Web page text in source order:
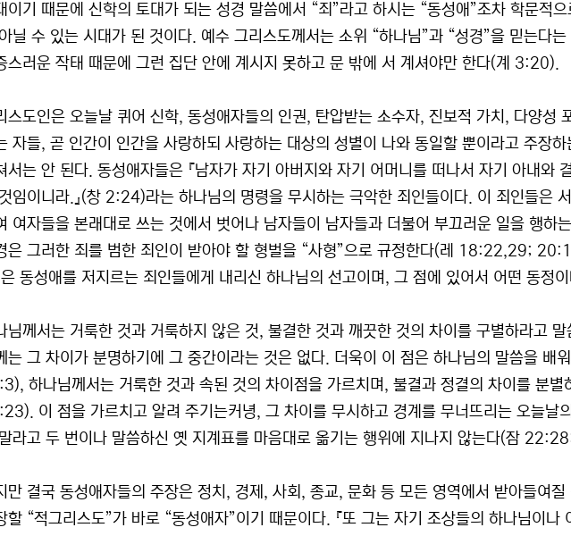
이기 때문에 신학의 토대가 되는 성경 말씀에서 “죄”라고 하시는 “동성애”조차 학문적
닐 수 있는 시대가 된 것이다. 예수 그리스도께서는 소위 “하나님”과 “성경”을 믿는다
스러운 작태 때문에 그런 집단 안에 계시지 못하고 문 밖에 서 계셔야만 한다(계 3:20).
스도인은 오늘날 퀴어 신학, 동성애자들의 인권, 탄압받는 소수자, 진보적 가치, 다양성
자들, 곧 인간이 인간을 사랑하되 사랑하는 대상의 성별이 나와 동일할 뿐이라고 주장하
서는 안 된다. 동성애자들은 『남자가 자기 아버지와 자기 어머니를 떠나서 자기 아내와
임이니라.』(창 2:24)라는 하나님의 명령을 무시하는 극악한 죄인들이다. 이 죄인들은
여자들을 본래대로 쓰는 것에서 벗어나 남자들이 남자들과 더불어 부끄러운 일을 행하
은 그러한 죄를 범한 죄인이 받아야 할 형벌을 “사형”으로 규정한다(레 18:22,29;
동성애를 저지르는 죄인들에게 내리신 하나님의 선고이며, 그 점에 있어서 어떤 동정
님께서는 거룩한 것과 거룩하지 않은 것, 불결한 것과 깨끗한 것의 차이를 구별하라고
는 그 차이가 분명하기에 그 중간이라는 것은 없다. 더욱이 이 점은 하나님의 말씀을 배
하나님께서는 거룩한 것과 속된 것의 차이점을 가르치며, 불결과 정결의 차이를 분별
이 점을 가르치고 알려 주기는커녕, 그 차이를 무시하고 경계를 무너뜨리는 오늘날
라고 두 번이나 말씀하신 옛 지계표를 마음대로 옮기는 행위에 지나지 않는다(잠
만 결국 동성애자들의 주장은 정치, 경제, 사회, 종교, 문화 등 모든 영역에서 받아들여
할 “적그리스도”가 바로 “동성애자”이기 때문이다. 『또 그는 자기 조상들의 하나님이나